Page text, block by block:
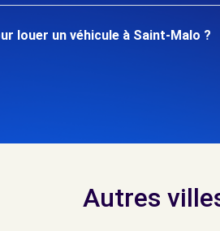
louer un véhicule à Saint-Malo ?
Autres